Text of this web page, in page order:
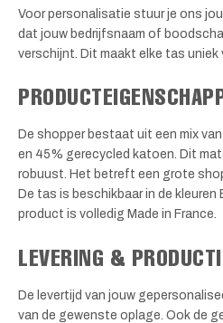
Voor personalisatie stuur je ons
dat jouw bedrijfsnaam of
verschijnt. Dit maakt elke tas uniek
De shopper bestaat uit een mix
en 45% gerecycled katoen. Dit
robuust. Het betreft een grote
De tas is beschikbaar in de kleuren
product is volledig Made in France.
LEVERING &
De levertijd van jouw
van de gewenste oplage. Ook de